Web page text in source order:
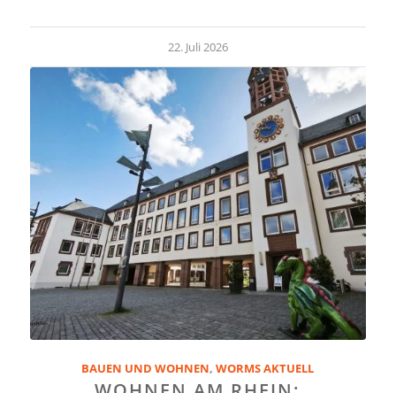
22. Juli 2026
BAUEN UND WOHNEN,WORMS AKTUELL